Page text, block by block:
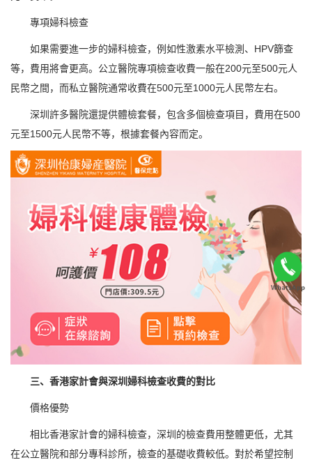
專項婦科檢查
如果需要進一步的婦科檢查，例如性激素水平檢測、HPV篩查
等，費用將會更高。公立醫院專項檢查收費一般在200元至500元人
民幣之間，而私立醫院通常收費在500元至1000元人民幣左右。
深圳許多醫院還提供體檢套餐，包含多個檢查項目，費用在500
元至1500元人民幣不等，根據套餐內容而定。
三、香港家計會與深圳婦科檢查收費的對比
價格優勢
相比香港家計會的婦科檢查，深圳的檢查費用整體更低，尤其
在公立醫院和部分專科診所，檢查的基礎收費較低。對於希望控制